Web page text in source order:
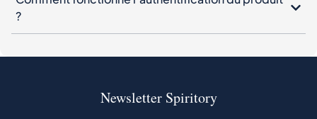
?
Newsletter Spiritory